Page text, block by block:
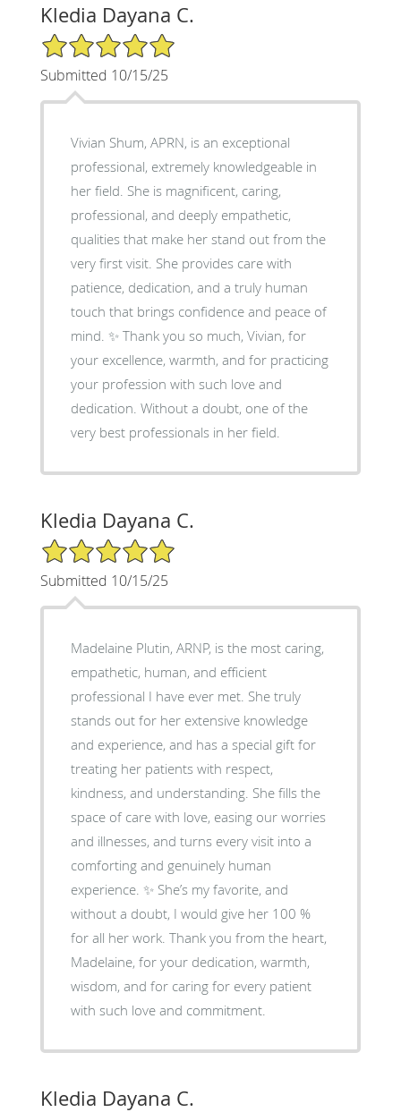
Kledia Dayana C.
5/5 Star Rating
Submitted 10/15/25
Vivian Shum, APRN, is an exceptional
professional, extremely knowledgeable in
her field. She is magnificent, caring,
professional, and deeply empathetic,
qualities that make her stand out from the
very first visit. She provides care with
patience, dedication, and a truly human
touch that brings confidence and peace of
mind. ✨ Thank you so much, Vivian, for
your excellence, warmth, and for practicing
your profession with such love and
dedication. Without a doubt, one of the
very best professionals in her field.
Kledia Dayana C.
5/5 Star Rating
Submitted 10/15/25
Madelaine Plutin, ARNP, is the most caring,
empathetic, human, and efficient
professional I have ever met. She truly
stands out for her extensive knowledge
and experience, and has a special gift for
treating her patients with respect,
kindness, and understanding. She fills the
space of care with love, easing our worries
and illnesses, and turns every visit into a
comforting and genuinely human
experience. ✨ She’s my favorite, and
without a doubt, I would give her 100 %
for all her work. Thank you from the heart,
Madelaine, for your dedication, warmth,
wisdom, and for caring for every patient
with such love and commitment.
Kledia Dayana C.